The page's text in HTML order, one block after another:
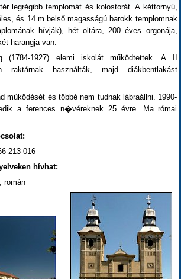
legrégibb templomát és kolostorát. A kéttornyú,
és 14 m belső magasságú barokk templomnak
hívják), hét oltára, 200 éves orgonája,
harangja van.
(1784-1927) elemi iskolát működtettek. A II
raktárnak használták, majd diákbentlakást
működését és többé nem tudnak lábraállni. 1990-
a ferences n�véreknek 25 évre. Ma római
213-016
hívhat:
román